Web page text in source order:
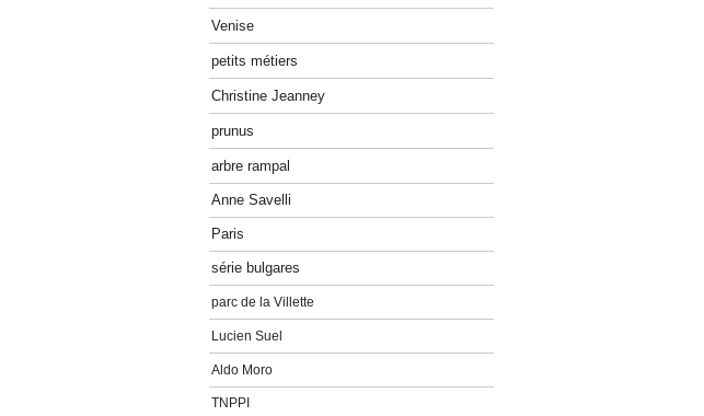
Venise
petits métiers
Christine Jeanney
prunus
arbre rampal
Anne Savelli
Paris
série bulgares
parc de la Villette
Lucien Suel
Aldo Moro
TNPPI